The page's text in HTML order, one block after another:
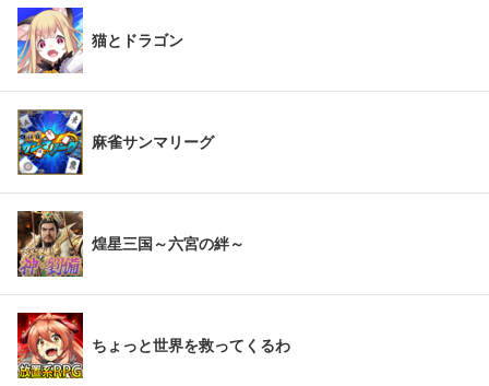
猫とドラゴン
麻雀サンマリーグ
煌星三国～六宮の絆～
ちょっと世界を救ってくるわ